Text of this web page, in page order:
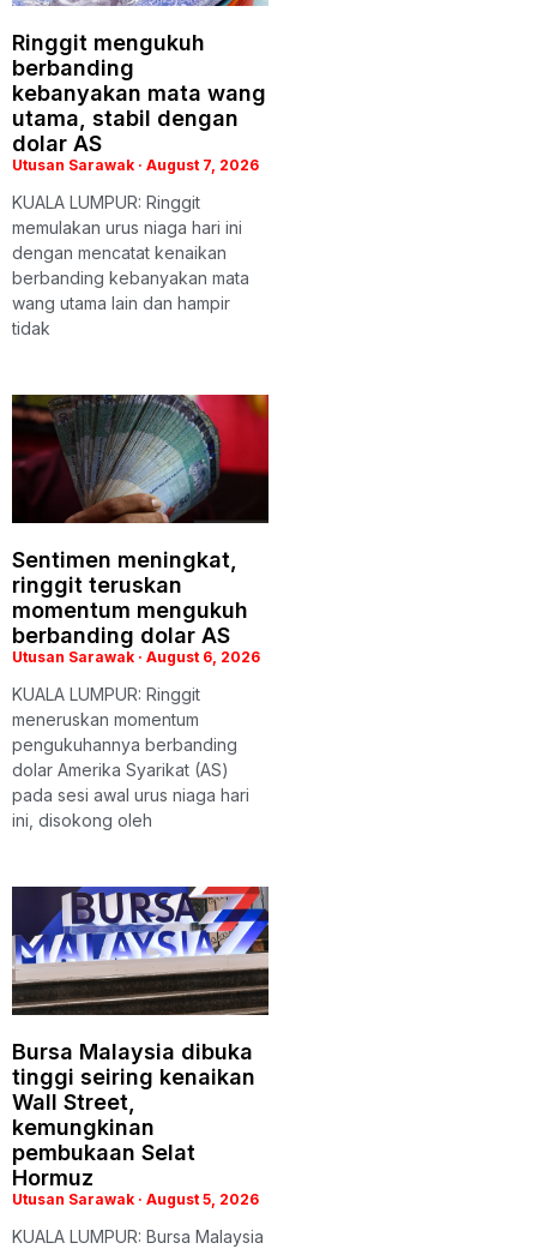
Ringgit mengukuh
berbanding
kebanyakan mata wang
utama, stabil dengan
dolar AS
Utusan Sarawak August 7, 2026
KUALA LUMPUR: Ringgit
memulakan urus niaga hari ini
dengan mencatat kenaikan
berbanding kebanyakan mata
wang utama lain dan hampir
tidak
Sentimen meningkat,
ringgit teruskan
momentum mengukuh
berbanding dolar AS
Utusan Sarawak August 6, 2026
KUALA LUMPUR: Ringgit
meneruskan momentum
pengukuhannya berbanding
dolar Amerika Syarikat (AS)
pada sesi awal urus niaga hari
ini, disokong oleh
Bursa Malaysia dibuka
tinggi seiring kenaikan
Wall Street,
kemungkinan
pembukaan Selat
Hormuz
Utusan Sarawak August 5, 2026
KUALA LUMPUR: Bursa Malaysia